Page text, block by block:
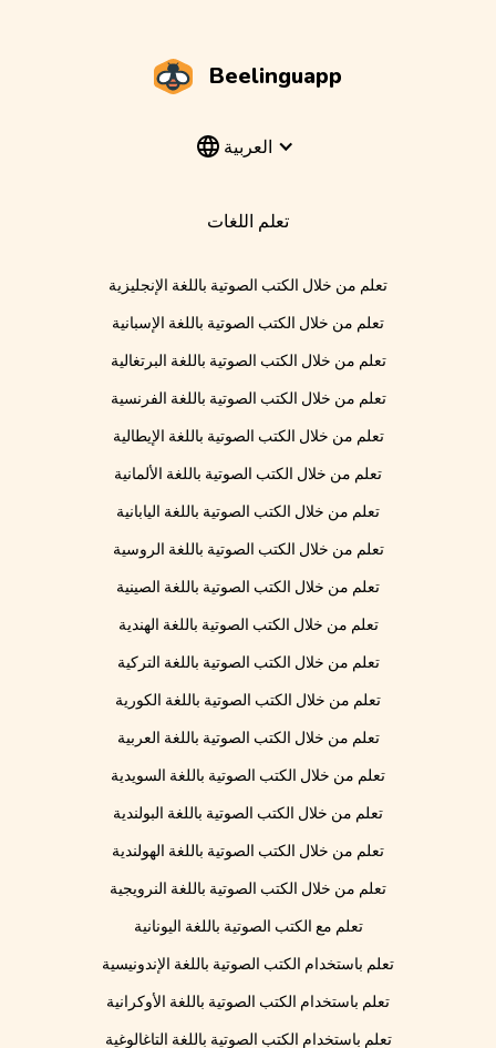
Beelinguapp
العربية
تعلم اللغات
تعلم من خلال الكتب الصوتية باللغة الإنجليزية
تعلم من خلال الكتب الصوتية باللغة الإسبانية
تعلم من خلال الكتب الصوتية باللغة البرتغالية
تعلم من خلال الكتب الصوتية باللغة الفرنسية
تعلم من خلال الكتب الصوتية باللغة الإيطالية
تعلم من خلال الكتب الصوتية باللغة الألمانية
تعلم من خلال الكتب الصوتية باللغة اليابانية
تعلم من خلال الكتب الصوتية باللغة الروسية
تعلم من خلال الكتب الصوتية باللغة الصينية
تعلم من خلال الكتب الصوتية باللغة الهندية
تعلم من خلال الكتب الصوتية باللغة التركية
تعلم من خلال الكتب الصوتية باللغة الكورية
تعلم من خلال الكتب الصوتية باللغة العربية
تعلم من خلال الكتب الصوتية باللغة السويدية
تعلم من خلال الكتب الصوتية باللغة البولندية
تعلم من خلال الكتب الصوتية باللغة الهولندية
تعلم من خلال الكتب الصوتية باللغة النرويجية
تعلم مع الكتب الصوتية باللغة اليونانية
تعلم باستخدام الكتب الصوتية باللغة الإندونيسية
تعلم باستخدام الكتب الصوتية باللغة الأوكرانية
تعلم باستخدام الكتب الصوتية باللغة التاغالوغية